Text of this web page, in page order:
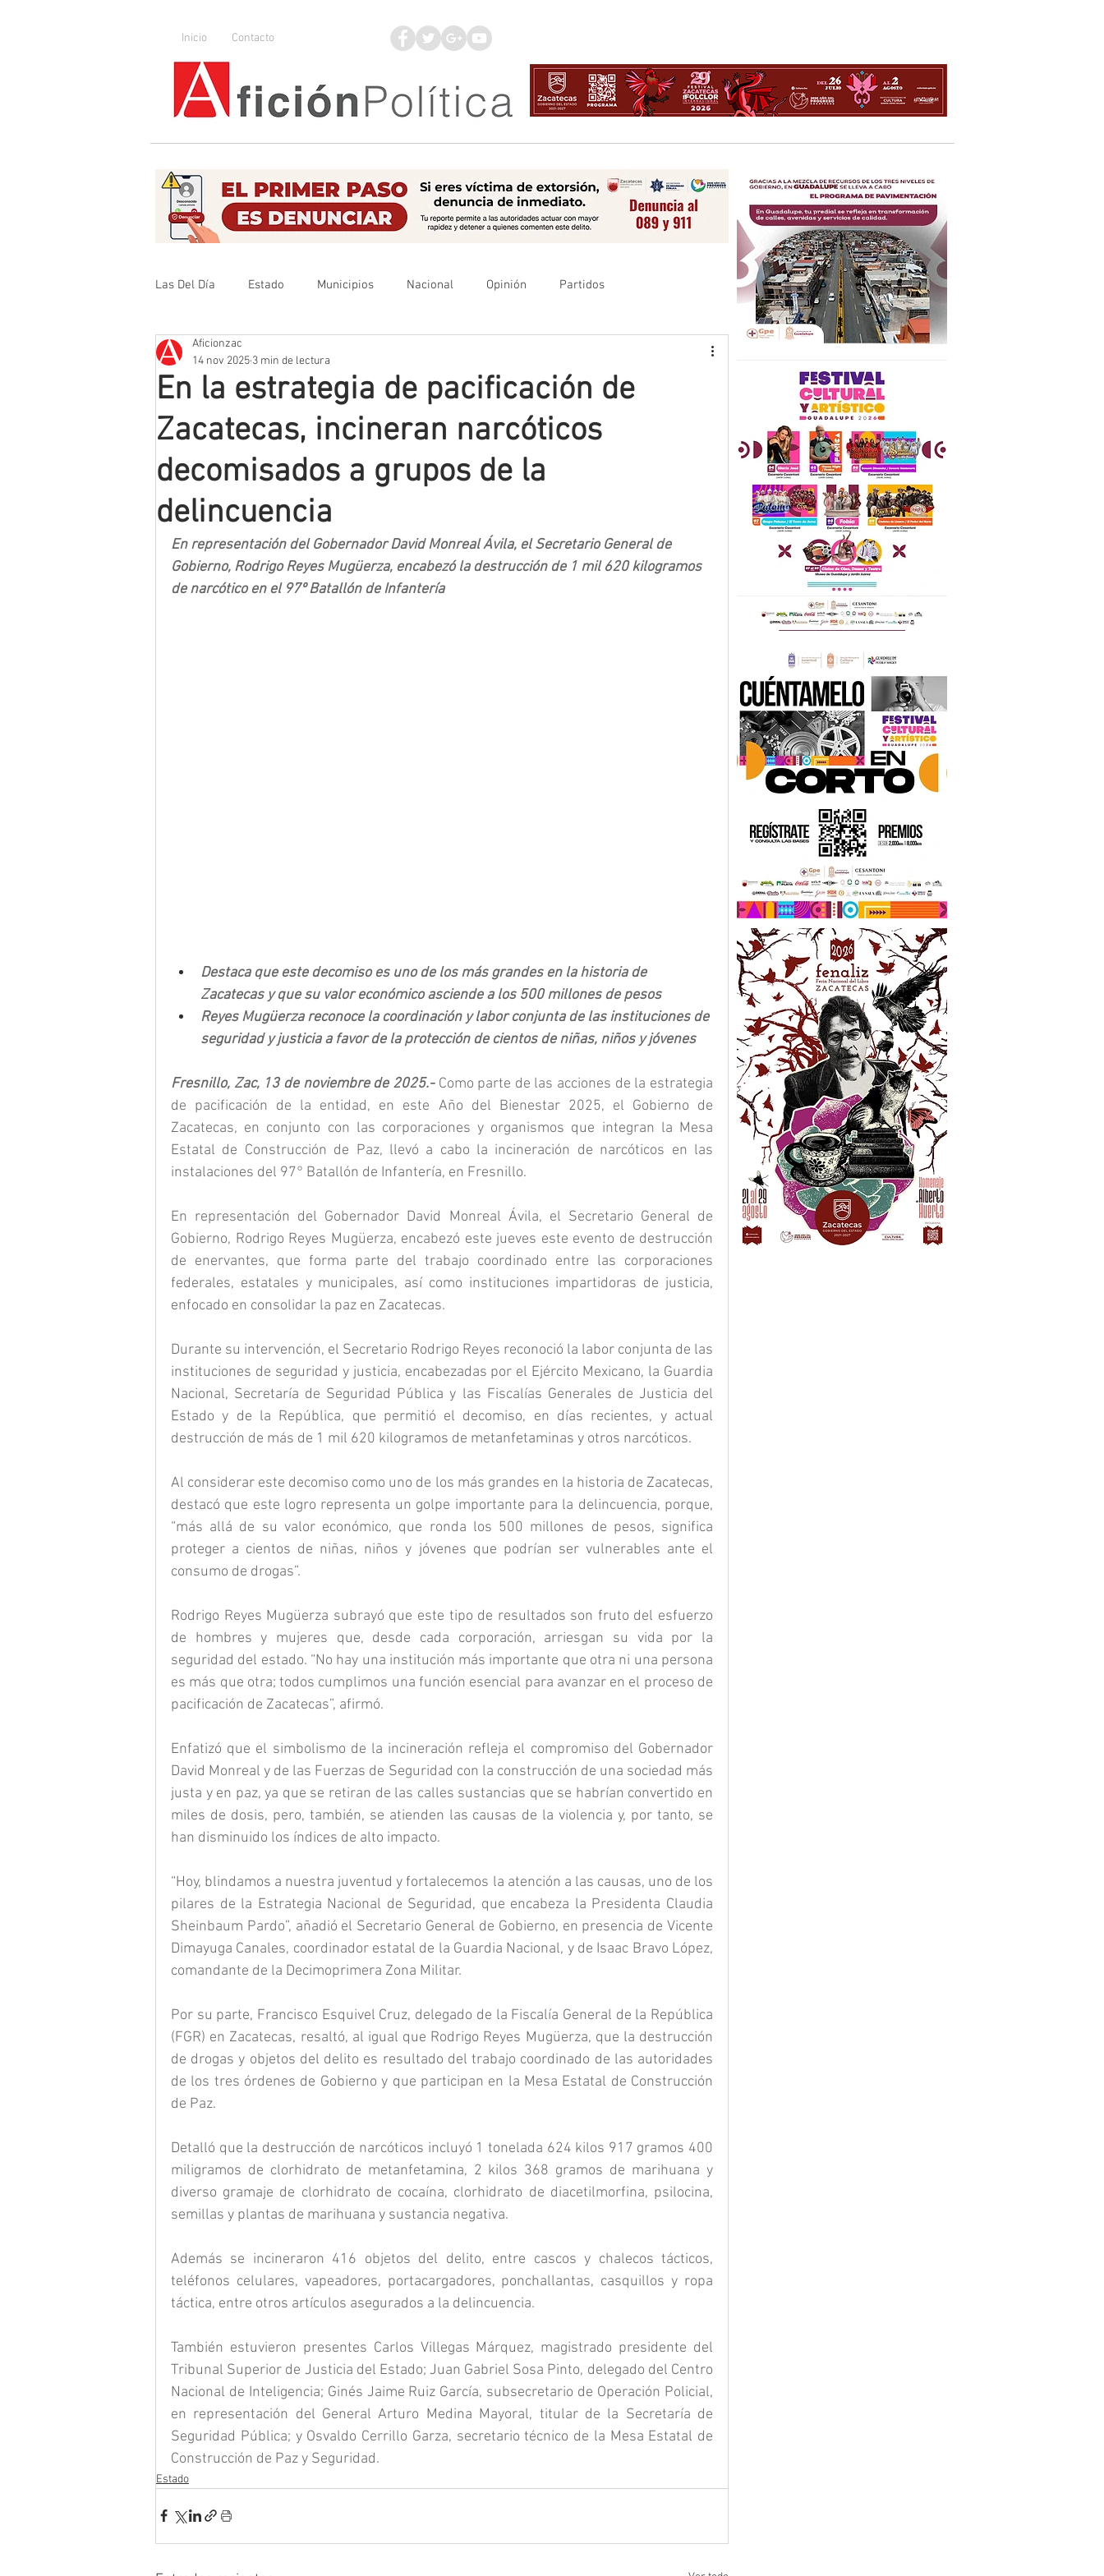
Inicio Contacto
Las Del Día Estado Municipios Nacional Opinión Partidos
Que no se olvide
Mineros LNBP
En la estrategia de pacificación de
Zacatecas, incineran narcóticos
decomisados a grupos de la
delincuencia
Aficionzac
14 nov 2025 3 min de lectura
En representación del Gobernador David Monreal Ávila, el Secretario General de
Gobierno, Rodrigo Reyes Mugüerza, encabezó la destrucción de 1 mil 620 kilogramos
de narcótico en el 97º Batallón de Infantería
Destaca que este decomiso es uno de los más grandes en la historia de
Zacatecas y que su valor económico asciende a los 500 millones de pesos
Reyes Mugüerza reconoce la coordinación y labor conjunta de las instituciones de
seguridad y justicia a favor de la protección de cientos de niñas, niños y jóvenes
Fresnillo, Zac, 13 de noviembre de 2025.- Como parte de las acciones de la estrategia
de pacificación de la entidad, en este Año del Bienestar 2025, el Gobierno de
Zacatecas, en conjunto con las corporaciones y organismos que integran la Mesa
Estatal de Construcción de Paz, llevó a cabo la incineración de narcóticos en las
instalaciones del 97° Batallón de Infantería, en Fresnillo.
En representación del Gobernador David Monreal Ávila, el Secretario General de
Gobierno, Rodrigo Reyes Mugüerza, encabezó este jueves este evento de destrucción
de enervantes, que forma parte del trabajo coordinado entre las corporaciones
federales, estatales y municipales, así como instituciones impartidoras de justicia,
enfocado en consolidar la paz en Zacatecas.
Durante su intervención, el Secretario Rodrigo Reyes reconoció la labor conjunta de las
instituciones de seguridad y justicia, encabezadas por el Ejército Mexicano, la Guardia
Nacional, Secretaría de Seguridad Pública y las Fiscalías Generales de Justicia del
Estado y de la República, que permitió el decomiso, en días recientes, y actual
destrucción de más de 1 mil 620 kilogramos de metanfetaminas y otros narcóticos.
Al considerar este decomiso como uno de los más grandes en la historia de Zacatecas,
destacó que este logro representa un golpe importante para la delincuencia, porque,
“más allá de su valor económico, que ronda los 500 millones de pesos, significa
proteger a cientos de niñas, niños y jóvenes que podrían ser vulnerables ante el
consumo de drogas”.
Rodrigo Reyes Mugüerza subrayó que este tipo de resultados son fruto del esfuerzo
de hombres y mujeres que, desde cada corporación, arriesgan su vida por la
seguridad del estado. “No hay una institución más importante que otra ni una persona
es más que otra; todos cumplimos una función esencial para avanzar en el proceso de
pacificación de Zacatecas”, afirmó.
Enfatizó que el simbolismo de la incineración refleja el compromiso del Gobernador
David Monreal y de las Fuerzas de Seguridad con la construcción de una sociedad más
justa y en paz, ya que se retiran de las calles sustancias que se habrían convertido en
miles de dosis, pero, también, se atienden las causas de la violencia y, por tanto, se
han disminuido los índices de alto impacto.
“Hoy, blindamos a nuestra juventud y fortalecemos la atención a las causas, uno de los
pilares de la Estrategia Nacional de Seguridad, que encabeza la Presidenta Claudia
Sheinbaum Pardo”, añadió el Secretario General de Gobierno, en presencia de Vicente
Dimayuga Canales, coordinador estatal de la Guardia Nacional, y de Isaac Bravo López,
comandante de la Decimoprimera Zona Militar.
Por su parte, Francisco Esquivel Cruz, delegado de la Fiscalía General de la República
(FGR) en Zacatecas, resaltó, al igual que Rodrigo Reyes Mugüerza, que la destrucción
de drogas y objetos del delito es resultado del trabajo coordinado de las autoridades
de los tres órdenes de Gobierno y que participan en la Mesa Estatal de Construcción
de Paz.
Detalló que la destrucción de narcóticos incluyó 1 tonelada 624 kilos 917 gramos 400
miligramos de clorhidrato de metanfetamina, 2 kilos 368 gramos de marihuana y
diverso gramaje de clorhidrato de cocaína, clorhidrato de diacetilmorfina, psilocina,
semillas y plantas de marihuana y sustancia negativa.
Además se incineraron 416 objetos del delito, entre cascos y chalecos tácticos,
teléfonos celulares, vapeadores, portacargadores, ponchallantas, casquillos y ropa
táctica, entre otros artículos asegurados a la delincuencia.
También estuvieron presentes Carlos Villegas Márquez, magistrado presidente del
Tribunal Superior de Justicia del Estado; Juan Gabriel Sosa Pinto, delegado del Centro
Nacional de Inteligencia; Ginés Jaime Ruiz García, subsecretario de Operación Policial,
en representación del General Arturo Medina Mayoral, titular de la Secretaría de
Seguridad Pública; y Osvaldo Cerrillo Garza, secretario técnico de la Mesa Estatal de
Construcción de Paz y Seguridad.
Estado